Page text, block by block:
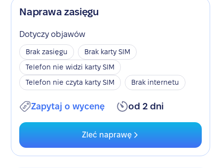
Naprawa zasięgu
Dotyczy objawów
Brak zasięgu
Brak karty SIM
Telefon nie widzi karty SIM
Telefon nie czyta karty SIM
Brak internetu
Zapytaj o wycenę od 2 dni
Zleć naprawę